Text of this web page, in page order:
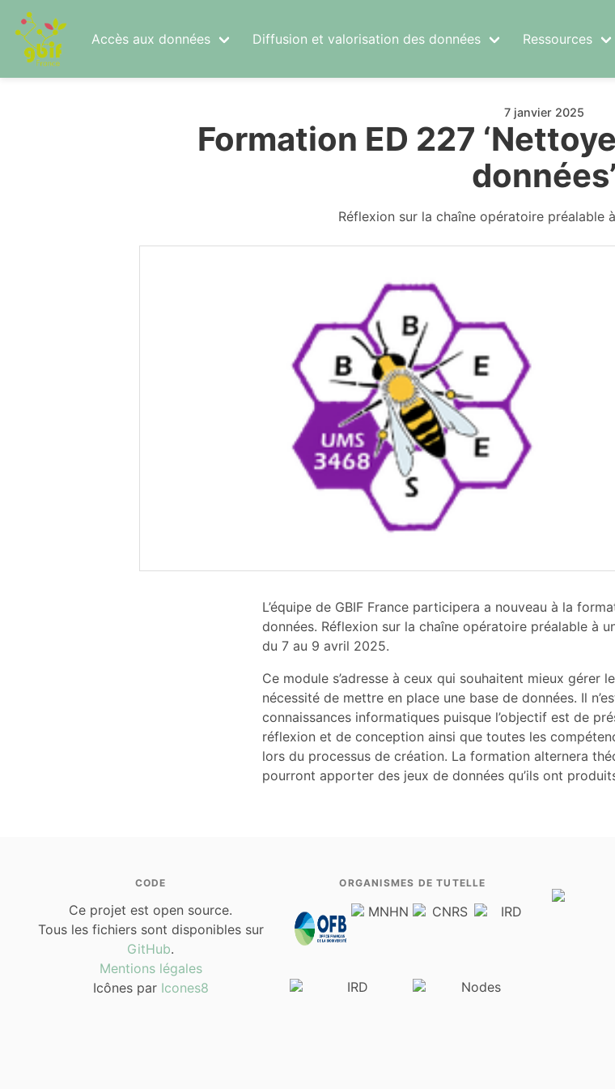
Accès aux données Diffusion et valorisation des données Ressources
7 janvier 2025
Formation ED 227
données’
Réflexion sur la chaîne opératoire préalable
L’équipe de GBIF France participera a nouveau à la
données. Réflexion sur la chaîne opératoire préalable à
du 7 au 9 avril 2025.
Ce module s’adresse à ceux qui souhaitent mieux gérer
nécessité de mettre en place une base de données. Il
connaissances informatiques puisque l’objectif est de
réflexion et de conception ainsi que toutes les
lors du processus de création. La formation alternera
pourront apporter des jeux de données qu’ils ont
CODE
Ce projet est open source.
Tous les fichiers sont disponibles sur
GitHub.
Mentions légales
Icônes par Icones8
ORGANISMES DE TUTELLE